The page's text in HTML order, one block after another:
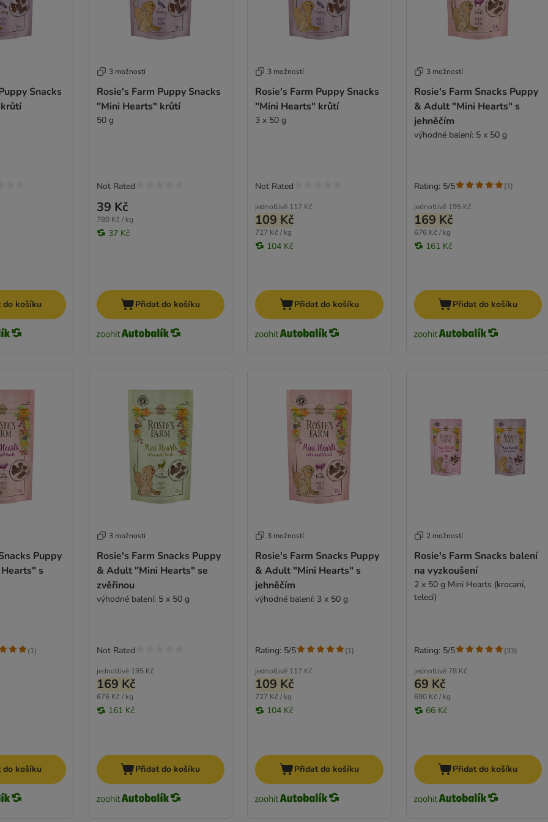
Snacks
do košíku
3 možností
Rosie's Farm Puppy Snacks
"Mini Hearts" krůtí
50 g
39 Kč
780 Kč / kg
37 Kč
Not Rated
Přidat do košíku
3 možností
Rosie's Farm Puppy Snacks
"Mini Hearts" krůtí
3 x 50 g
jednotlivě 117 Kč
109 Kč
727 Kč / kg
104 Kč
Not Rated
Přidat do košíku
3 možností
Rosie's Farm Snacks Puppy
& Adult "Mini Hearts" s
jehněčím
výhodné balení: 5 x 50 g
jednotlivě 195 Kč
169 Kč
676 Kč / kg
161 Kč
Rating: 5/5 (1)
Přidat do košíku
Puppy
s
(1)
do košíku
3 možností
Rosie's Farm Snacks Puppy
& Adult "Mini Hearts" se
zvěřinou
výhodné balení: 5 x 50 g
jednotlivě 195 Kč
169 Kč
676 Kč / kg
161 Kč
Not Rated
Přidat do košíku
3 možností
Rosie's Farm Snacks Puppy
& Adult "Mini Hearts" s
jehněčím
výhodné balení: 3 x 50 g
jednotlivě 117 Kč
109 Kč
727 Kč / kg
104 Kč
Rating: 5/5 (1)
Přidat do košíku
2 možností
Rosie's Farm Snacks balení
na vyzkoušení
2 x 50 g Mini Hearts (krocaní,
telecí)
jednotlivě 78 Kč
69 Kč
690 Kč / kg
66 Kč
Rating: 5/5 (33)
Přidat do košíku